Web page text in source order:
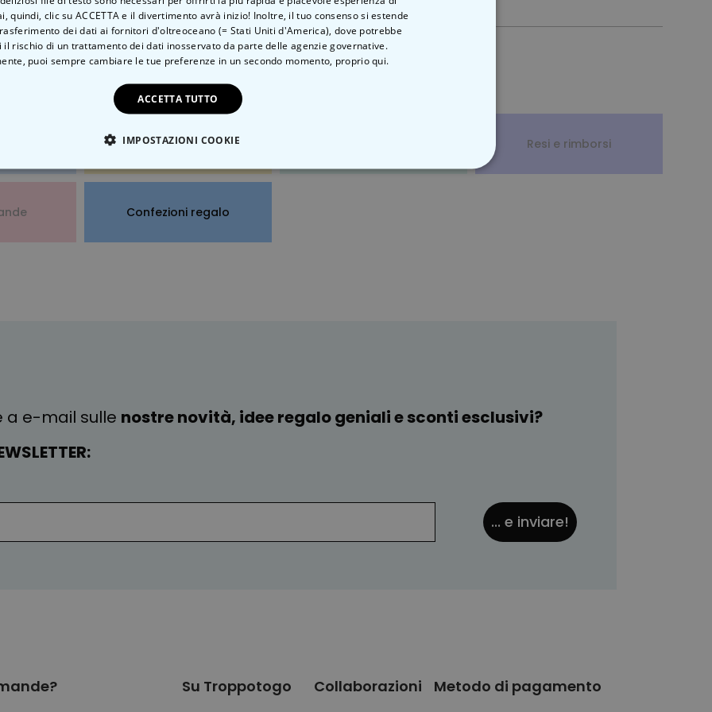
contattaci e ti forniremo assistenza!
il coraggio, selezionate Crap Wrap™ nel carrello. A vostro rischio e pericolo ;-)
Pagamenti Resi e rimborsi
Confezioni regalo
a e-mail sulle nostre novità, idee regalo geniali e sconti esclusivi?
... e inviare!
Su Troppotogo Collaborazioni Metodo di pagamento
quindi, clic su ACCETTA e il divertimento avrà inizio! Inoltre, il tuo consenso si estende
dei dati ai fornitori d'oltreoceano (= Stati Uniti d'America), dove potrebbe
il rischio di un trattamento dei dati inosservato da parte delle agenzie governative.
puoi sempre cambiare le tue preferenze in un secondo momento, proprio qui.
ACCETTA TUTTO
IMPOSTAZIONI COOKIE
NECESSARIO PRESTAZIONI MARKETING NON CLASSIFICATO